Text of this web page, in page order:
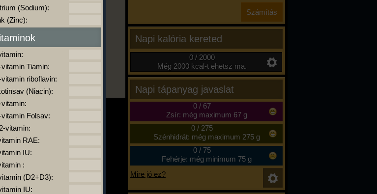
Napi kalória kereted
0 / 2000
Még 2000 kcal-t ehetsz ma.
Napi tápanyag javaslat
0/ 67
Zsír: még maximum 67 g
0/ 275
Szénhidrát: még maximum 275 g
0/ 75
Fehérje: még minimum 75 g
Mire jó ez?
kalóriabázis.hu
(Sodium):
(Zinc):
vitamin Tiamin:
vitamin riboflavin:
(Niacin):
vitamin:
vitamin Folsav:
vitamin:
RAE:
IU:
:
(D2+D3):
IU: